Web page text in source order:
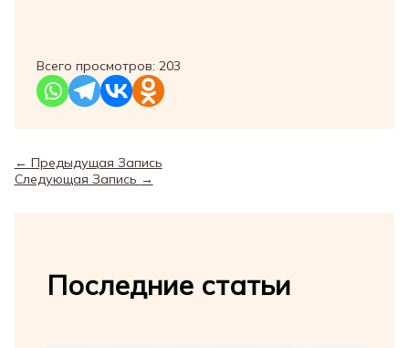
Всего просмотров: 203
← Предыдущая Запись
Следующая Запись →
Последние статьи